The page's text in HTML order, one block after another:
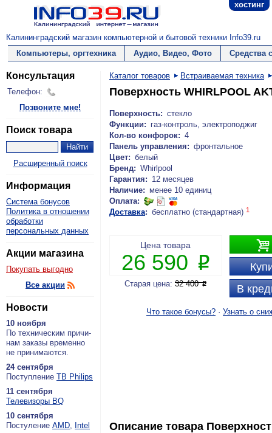
хостинг
Калининградский магазин компьютерной и бытовой техники Info39.ru
Компьютеры, оргтехника
Аудио, Видео, Фото Средства
Консультация
Телефон:
Позвоните мне!
Поиск товара
Расширенный поиск
Информация
Система бонусов
Политика в отношении
обработки
персональных данных
Акции магазина
Покупать выгодно
Все акции
Новости
10 ноября
По тех­ни­че­ским при­чи­
нам за­ка­зы вре­мен­но
не при­ни­ма­ют­ся.
24 сентября
По­ступ­ле­ние ТВ Philips
11 сентября
Теле­ви­зо­ры BQ
10 сентября
По­сту­ле­ние AMD, Intel
Каталог товаров Встраиваемая техника
Поверхность WHIRLPOOL
Поверхность: стекло
Функции: газ-контроль, электроподжиг
Кол-во конфорок: 4
Панель управления: фронтальное
Цвет: белый
Бренд: Whirlpool
Гарантия: 12 месяцев
Наличие: менее 10 единиц
Оплата:
Доставка: бесплатно (стандартная) 1

В
Цена товара
26 590 P
Старая цена:32 400P
Что такое бонусы? · Узнать о
Описание товара